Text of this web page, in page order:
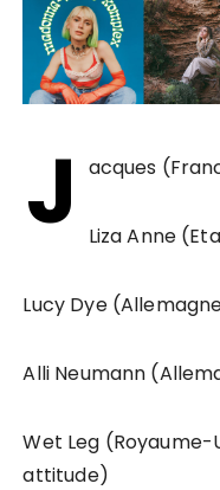
J acques
Liza Anne
Lucy Dye
Alli Neumann
Wet Leg (Royaume-
attitude)